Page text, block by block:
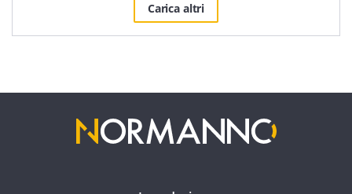
Carica altri